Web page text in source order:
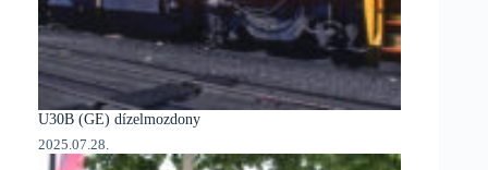
U30B (GE) dízelmozdony
2025.07.28.